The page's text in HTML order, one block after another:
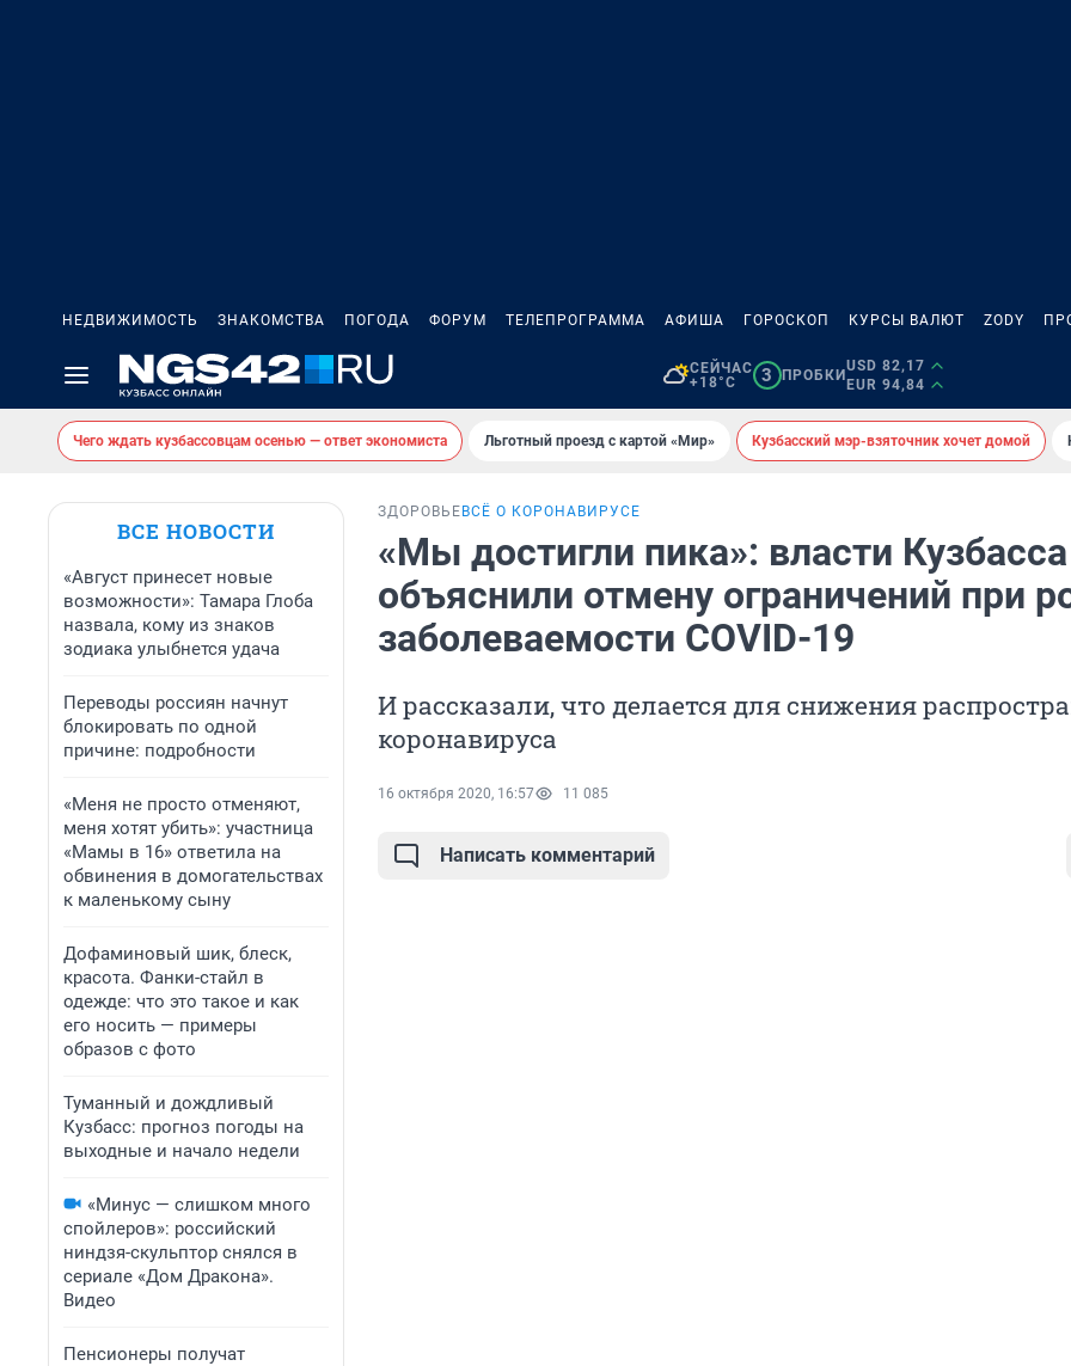
НЕДВИЖИМОСТЬ ЗНАКОМСТВА ПОГОДА ФОРУМ ТЕЛЕПРОГРАММА АФИША ГОРОСКОП КУРСЫ ВАЛЮТ ZODY
СЕЙЧАС
+18°C
3 ПРОБКИ
USD 82,17
EUR 94,84
Чего ждать кузбассовцам осенью — ответ экономиста Льготный проезд с картой «Мир» Кузбасский мэр-взяточник хочет домой
ВСЕ НОВОСТИ
«Август принесет новые
возможности»: Тамара Глоба
назвала, кому из знаков
зодиака улыбнется удача
Переводы россиян начнут
блокировать по одной
причине: подробности
«Меня не просто отменяют,
меня хотят убить»: участница
«Мамы в 16» ответила на
обвинения в домогательствах
к маленькому сыну
Дофаминовый шик, блеск,
красота. Фанки-стайл в
одежде: что это такое и как
его носить — примеры
образов с фото
Туманный и дождливый
Кузбасс: прогноз погоды на
выходные и начало недели
«Минус — слишком много
спойлеров»: российский
ниндзя-скульптор снялся в
сериале «Дом Дракона».
Видео
Пенсионеры получат
ЗДОРОВЬЕ ВСЁ О КОРОНАВИРУСЕ
«Мы достигли пика»: власти Кузбасса
объяснили отмену ограничений при
заболеваемости COVID-19
И рассказали, что делается для снижения
коронавируса
16 октября 2020, 16:57 11 085
Написать комментарий